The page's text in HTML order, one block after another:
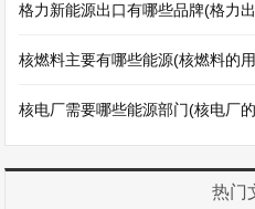
格力新能源出口有哪些品牌(格力
核燃料主要有哪些能源(核燃料的
核电厂需要哪些能源部门(核电厂
热门